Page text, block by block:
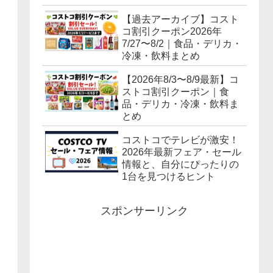
【過去アーカイブ】コスト
コ割引クーポン2026年
7/27〜8/2｜食品・デリカ・
冷凍・飲料まとめ
【2026年8/3〜8/9最新】コ
ストコ割引クーポン｜食
品・デリカ・冷凍・飲料ま
とめ
コストコでテレビが激安！
2026年最新フェア・セール
情報と、自分にぴったりの
1台を見つけるヒント
スポンサーリンク